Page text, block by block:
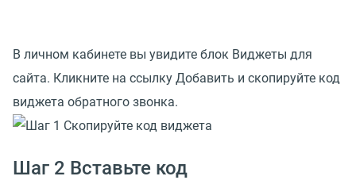
В личном кабинете вы увидите блок Виджеты для
сайта. Кликните на ссылку Добавить и скопируйте код
виджета обратного звонка.
Шаг 2 Вставьте код